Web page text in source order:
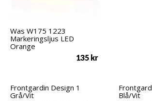
Was W175 1223
Markeringsljus LED
Orange
135 kr
Frontgardin Design 1
Grå/Vit
Blå/Vit